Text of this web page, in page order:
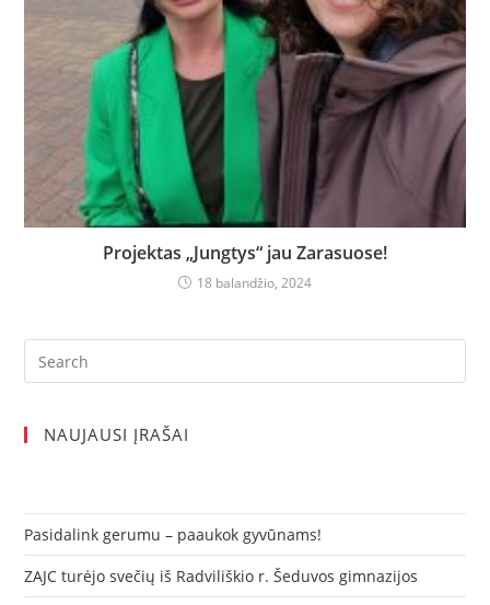
Projektas „Jungtys“ jau Zarasuose!
18 balandžio, 2024
Search
for:
NAUJAUSI ĮRAŠAI
Pasidalink gerumu – paaukok gyvūnams!
ZAJC turėjo svečių iš Radviliškio r. Šeduvos gimnazijos